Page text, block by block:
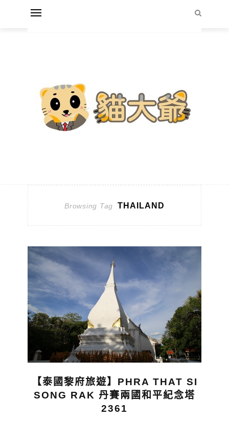
Browsing Tag THAILAND
【泰國黎府旅遊】PHRA THAT SI
SONG RAK 丹賽兩國和平紀念塔
2361